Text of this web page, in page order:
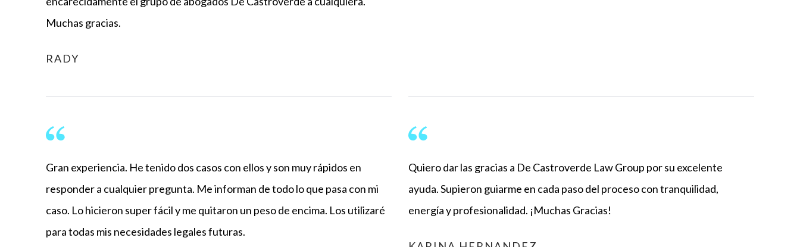
Muchas gracias.
RADY
Gran experiencia. He tenido dos casos con ellos y son muy rápidos en
responder a cualquier pregunta. Me informan de todo lo que pasa con mi
caso. Lo hicieron super fácil y me quitaron un peso de encima. Los utilizaré
para todas mis necesidades legales futuras.
Quiero dar las gracias a De Castroverde Law Group por su excelente
ayuda. Supieron guiarme en cada paso del proceso con tranquilidad,
energía y profesionalidad. ¡Muchas Gracias!